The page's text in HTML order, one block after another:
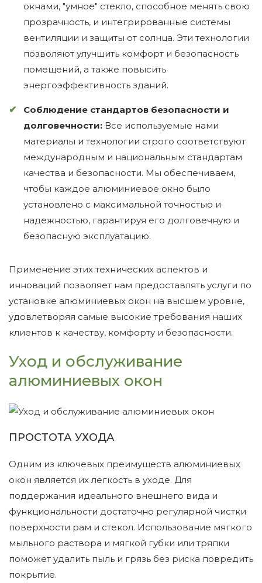
окнами, "умное" стекло, способное менять свою
прозрачность, и интегрированные системы
вентиляции и защиты от солнца. Эти технологии
позволяют улучшить комфорт и безопасность
помещений, а также повысить
энергоэффективность зданий.
Соблюдение стандартов безопасности и
долговечности: Все используемые нами
материалы и технологии строго соответствуют
международным и национальным стандартам
качества и безопасности. Мы обеспечиваем,
чтобы каждое алюминиевое окно было
установлено с максимальной точностью и
надежностью, гарантируя его долговечную и
безопасную эксплуатацию.
Применение этих технических аспектов и
инноваций позволяет нам предоставлять услуги по
установке алюминиевых окон на высшем уровне,
удовлетворяя самые высокие требования наших
клиентов к качеству, комфорту и безопасности.
Уход и обслуживание
алюминиевых окон
ПРОСТОТА УХОДА
Одним из ключевых преимуществ алюминиевых
окон является их легкость в уходе. Для
поддержания идеального внешнего вида и
функциональности достаточно регулярной чистки
поверхности рам и стекол. Использование мягкого
мыльного раствора и мягкой губки или тряпки
поможет удалить пыль и грязь без риска повредить
покрытие.